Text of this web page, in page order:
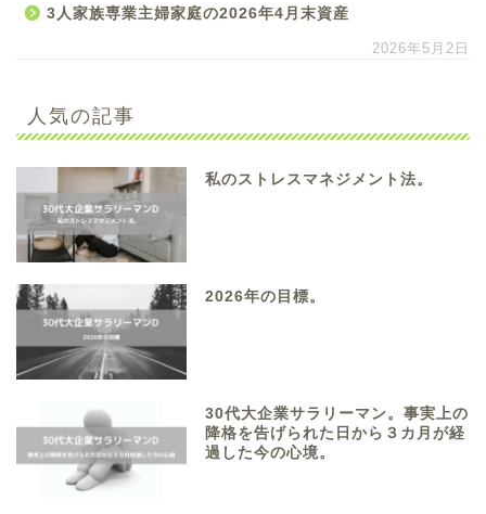
3人家族専業主婦家庭の2026年4月末資産
2026年5月2日
人気の記事
私のストレスマネジメント法。
2026年の目標。
30代大企業サラリーマン。事実上の
降格を告げられた日から３カ月が経
過した今の心境。